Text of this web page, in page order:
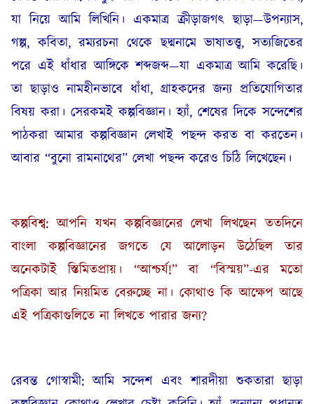
যা নিয়ে আমি লিখিনি। একমাত্র ক্রীড়াজগৎ ছাড়া—উপন্যাস,
গল্প, কবিতা, রম্যরচনা থেকে ছদ্মনামে ভাষাতত্ত্ব, সত্যজিতের
পরে এই ধাঁধার আঙ্গিকে শব্দজব্দ—যা একমাত্র আমি করেছি।
তা ছাড়াও নামহীনভাবে ধাঁধা, গ্রাহকদের জন্য প্রতিযোগিতার
বিষয় করা। সেরকমই কল্পবিজ্ঞান। হ্যাঁ, শেষের দিকে সন্দেশের
পাঠকরা আমার কল্পবিজ্ঞান লেখাই পছন্দ করত বা করতেন।
আবার “বুনো রামনাথের” লেখা পছন্দ করেও চিঠি লিখেছেন।
কল্পবিশ্ব: আপনি যখন কল্পবিজ্ঞানের লেখা লিখছেন ততদিনে
বাংলা কল্পবিজ্ঞানের জগতে যে আলোড়ন উঠেছিল তার
অনেকটাই স্তিমিতপ্রায়। “আশ্চর্য!” বা “বিস্ময়”-এর মতো
পত্রিকা আর নিয়মিত বেরুচ্ছে না। কোথাও কি আক্ষেপ আছে
এই পত্রিকাগুলিতে না লিখতে পারার জন্য?
রেবন্ত গোস্বামী: আমি সন্দেশ এবং শারদীয়া শুকতারা ছাড়া